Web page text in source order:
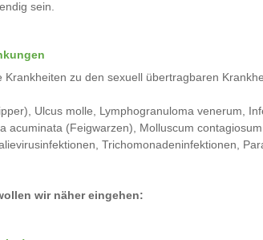
sein.
zu den sexuell übertragbaren
Ulcus molle, Lymphogranuloma venerum,
acuminata (Feigwarzen), Molluscum
Trichomonadeninfektionen,
wir näher eingehen: